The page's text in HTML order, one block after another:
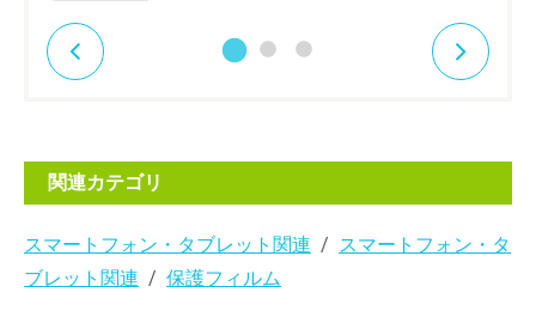
関連カテゴリ
スマートフォン・タブレット関連
スマートフォン・タ
ブレット関連
保護フィルム